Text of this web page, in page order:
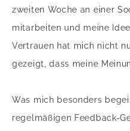
zweiten Woche an einer
mitarbeiten und meine
Vertrauen hat mich nicht
gezeigt, dass meine
Was mich besonders
regelmäßigen Feedback-